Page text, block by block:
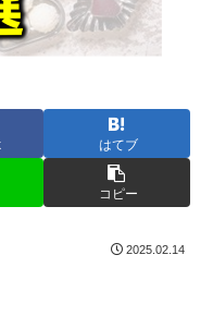
はてブ
コピー
2025.02.14